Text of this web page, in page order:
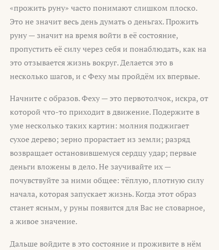
«прожить руну» часто понимают слишком плоско.
Это не значит весь день думать о деньгах. Прожить
руну — значит на время войти в её состояние,
пропустить её силу через себя и понаблюдать, как на
это отзывается жизнь вокруг. Делается это в
несколько шагов, и с Феху мы пройдём их впервые.
Начните с образов. Феху — это первотолчок, искра, от
которой что-то приходит в движение. Подержите в
уме несколько таких картин: молния поджигает
сухое дерево; зерно прорастает из земли; разряд
возвращает остановившемуся сердцу удар; первые
деньги вложены в дело. Не заучивайте их —
почувствуйте за ними общее: тёплую, плотную силу
начала, которая запускает жизнь. Когда этот образ
станет ясным, у руны появится для Вас не словарное,
а живое значение.
Дальше войдите в это состояние и проживите в нём